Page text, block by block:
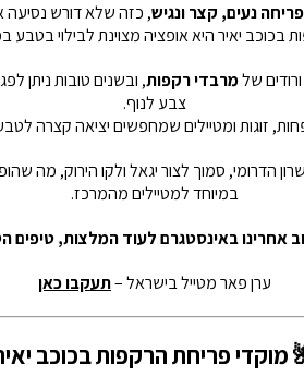
נעים, קצר ונגיש, כזה שלא דורש נסיעה
בכוכב יאיר היא אופציה מצוינת לבילוי בטבע
שלמרבדי רקפות, ובשנים טובות ניתן
צבע לנוף.
זוגות ומטיילים שמחפשים יציאה קצרה
הדרומי, סמוך לצור יגאל ולקו הירוק, מה
במיוחד למטיילים מהמרכז.
אחרינו באינסטגרם לעוד המלצות, טיפים
ערן פאר מטייל בישראל –תעקבו כאן
מוקדי פריחת הרקפות בכוכב